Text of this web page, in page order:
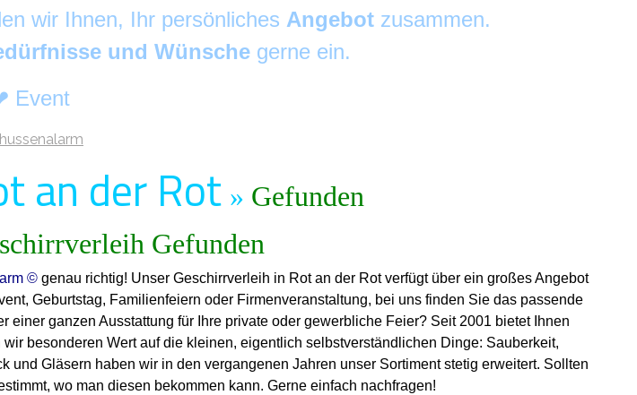
wir Ihnen, Ihr persönliches Angebot zusammen.
und Wünsche gerne ein.
Event
an der Rot » Gefunden
©genau richtig! Unser Geschirrverleih in Rot an der Rot verfügt über ein großes Angebot
Geburtstag, Familienfeiern oder Firmenveranstaltung, bei uns finden Sie das passende
ganzen Ausstattung für Ihre private oder gewerbliche Feier? Seit 2001 bietet Ihnen
besonderen Wert auf die kleinen, eigentlich selbstverständlichen Dinge: Sauberkeit,
Gläsern haben wir in den vergangenen Jahren unser Sortiment stetig erweitert. Sollten
wo man diesen bekommen kann. Gerne einfach nachfragen!